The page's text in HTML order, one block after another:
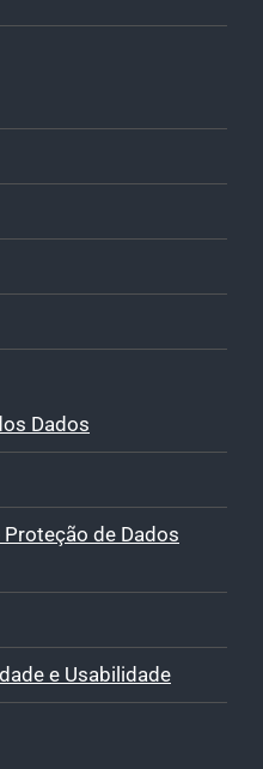
Dados
de Dados
e Usabilidade